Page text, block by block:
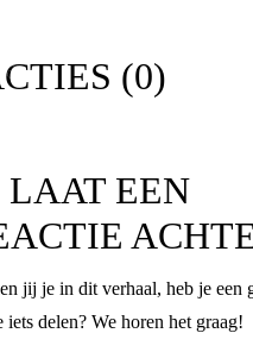
(0)
LAAT EEN
jij je in dit verhaal, heb je een
delen? We horen het graag!